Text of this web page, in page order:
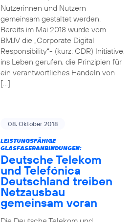
Nutzerinnen und Nutzern
gemeinsam gestaltet werden.
Bereits im Mai 2018 wurde vom
BMJV die „Corporate Digital
Responsibility“- (kurz: CDR) Initiative,
ins Leben gerufen, die Prinzipien für
ein verantwortliches Handeln von
[…]
08. Oktober 2018
LEISTUNGSFÄHIGE
GLASFASERANBINDUNGEN:
Deutsche Telekom
und Telefónica
Deutschland treiben
Netzausbau
gemeinsam voran